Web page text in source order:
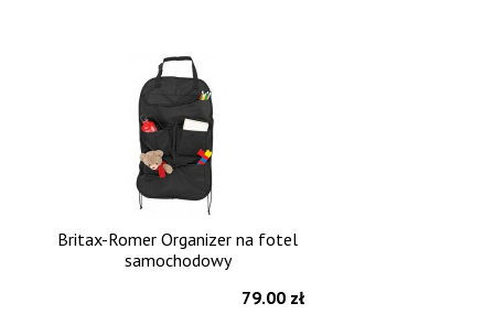
Britax-Romer Organizer na fotel
samochodowy
79.00 zł